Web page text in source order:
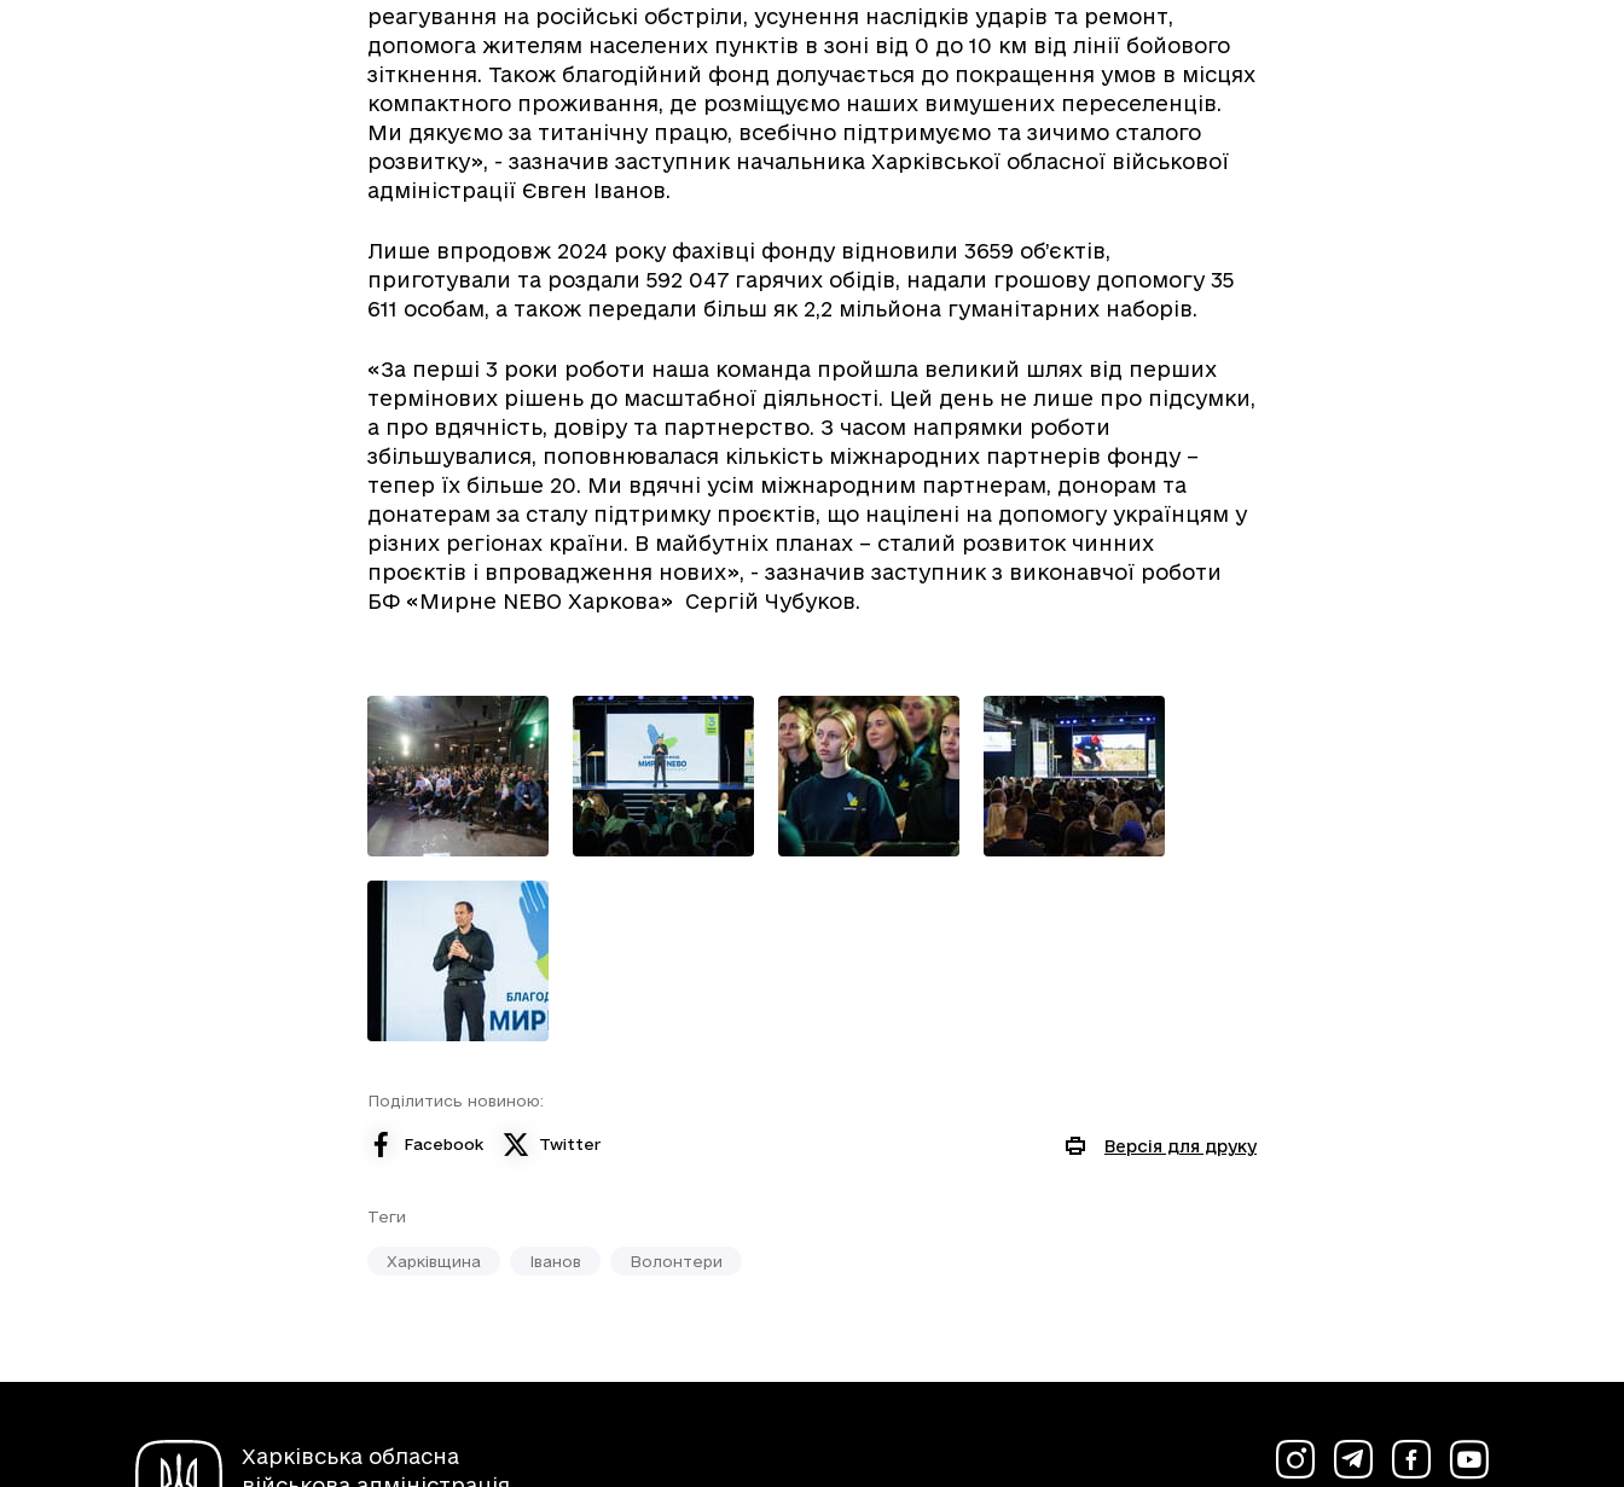
реагування на російські обстріли, усунення наслідків ударів та ремонт,
допомога жителям населених пунктів в зоні від 0 до 10 км від лінії бойового
зіткнення. Також благодійний фонд долучається до покращення умов в місцях
компактного проживання, де розміщуємо наших вимушених переселенців.
Ми дякуємо за титанічну працю, всебічно підтримуємо та зичимо сталого
розвитку», - зазначив заступник начальника Харківської обласної військової
адміністрації Євген Іванов.
Лише впродовж 2024 року фахівці фонду відновили 3659 об’єктів,
приготували та роздали 592 047 гарячих обідів, надали грошову допомогу 35
611 особам, а також передали більш як 2,2 мільйона гуманітарних наборів.
«За перші 3 роки роботи наша команда пройшла великий шлях від перших
термінових рішень до масштабної діяльності. Цей день не лише про підсумки,
а про вдячність, довіру та партнерство. З часом напрямки роботи
збільшувалися, поповнювалася кількість міжнародних партнерів фонду –
тепер їх більше 20. Ми вдячні усім міжнародним партнерам, донорам та
донатерам за сталу підтримку проєктів, що націлені на допомогу українцям у
різних регіонах країни. В майбутніх планах – сталий розвиток чинних
проєктів і впровадження нових», - зазначив заступник з виконавчої роботи
БФ «Мирне NEBO Харкова» Сергій Чубуков.
Поділитись новиною:
Facebook Twitter Версія для друку
Теги
Харківщина Іванов Волонтери
Харківська обласна